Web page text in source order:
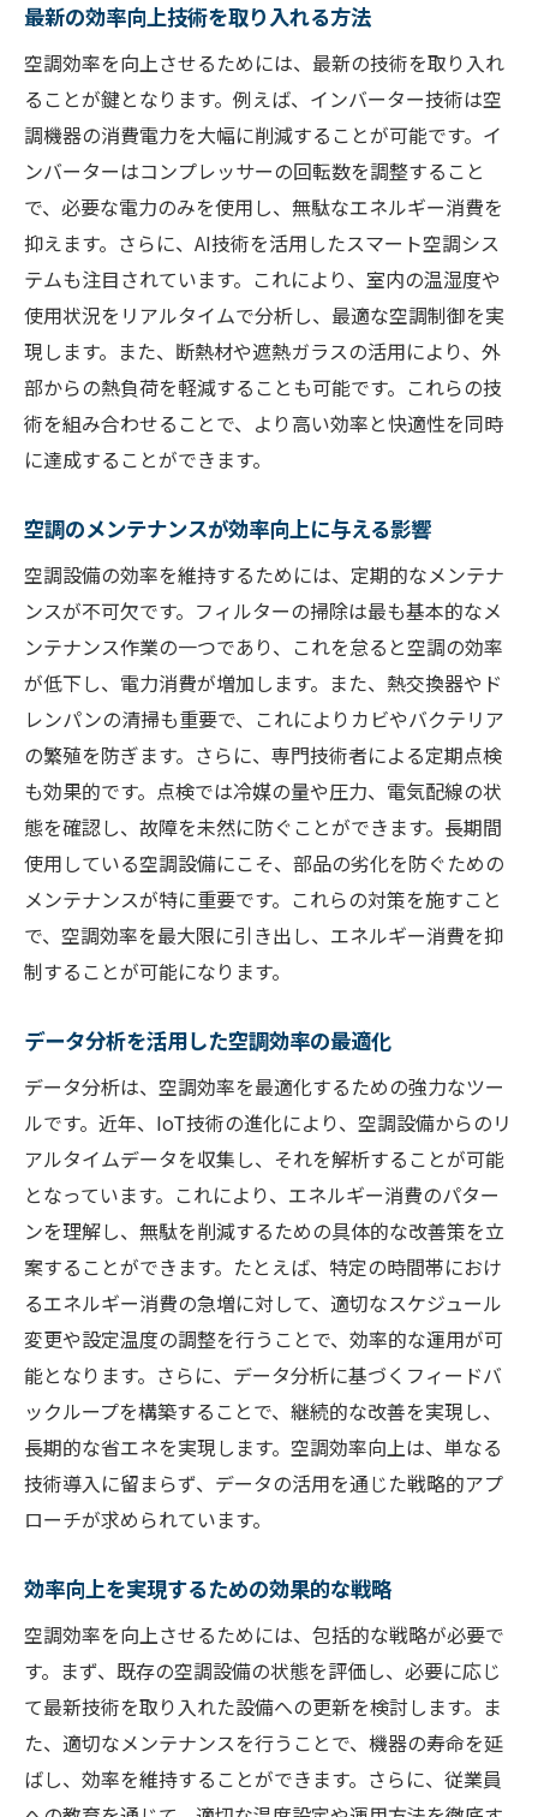
空調設備のスマート化による省エネ効果
省エネ技術が支える持続可能な空調システ
ム
最新空調テクノロジーを活用したエネルギ
ー削減策
空調効率改善で見込めるコスト削減の秘訣
投資対効果を考慮した空調効率改善の必要
性
運用コスト削減を実現する空調効率戦略
長期的なコスト削減を可能にする空調効率
化
エネルギー効率とコスト削減の相乗効果
設備更新による空調効率向上とコスト削減
エネルギーを節約しつつ快適性を保つ空調効率
のポイント
快適性を犠牲にしない空調効率の追求
エネルギー節約と快適性の両立方法
空調効率が健康に及ぼす影響を考慮する
節電を考慮した快適な空調運用の実現
快適環境を保ちながらの空調効率化
空調効率を最適化するための環境設定
空調の効率向上で実現する持続可能な未来
持続可能な社会に貢献する空調効率
環境を考慮した空調効率の重要性
空調効率がもたらす持続可能な施設運営
持続可能性を高めるための空調技術
未来志向の空調効率化に向けた取り組み
最新の効率向上技術を取り入れる方法
空調効率を向上させるためには、最新の技術を取り入れ
ることが鍵となります。例えば、インバーター技術は空
調機器の消費電力を大幅に削減することが可能です。イ
ンバーターはコンプレッサーの回転数を調整すること
で、必要な電力のみを使用し、無駄なエネルギー消費を
抑えます。さらに、AI技術を活用したスマート空調シス
テムも注目されています。これにより、室内の温湿度や
使用状況をリアルタイムで分析し、最適な空調制御を実
現します。また、断熱材や遮熱ガラスの活用により、外
部からの熱負荷を軽減することも可能です。これらの技
術を組み合わせることで、より高い効率と快適性を同時
に達成することができます。
空調のメンテナンスが効率向上に与える影響
空調設備の効率を維持するためには、定期的なメンテナ
ンスが不可欠です。フィルターの掃除は最も基本的なメ
ンテナンス作業の一つであり、これを怠ると空調の効率
が低下し、電力消費が増加します。また、熱交換器やド
レンパンの清掃も重要で、これによりカビやバクテリア
の繁殖を防ぎます。さらに、専門技術者による定期点検
も効果的です。点検では冷媒の量や圧力、電気配線の状
態を確認し、故障を未然に防ぐことができます。長期間
使用している空調設備にこそ、部品の劣化を防ぐための
メンテナンスが特に重要です。これらの対策を施すこと
で、空調効率を最大限に引き出し、エネルギー消費を抑
制することが可能になります。
データ分析を活用した空調効率の最適化
データ分析は、空調効率を最適化するための強力なツー
ルです。近年、IoT技術の進化により、空調設備からのリ
アルタイムデータを収集し、それを解析することが可能
となっています。これにより、エネルギー消費のパター
ンを理解し、無駄を削減するための具体的な改善策を立
案することができます。たとえば、特定の時間帯におけ
るエネルギー消費の急増に対して、適切なスケジュール
変更や設定温度の調整を行うことで、効率的な運用が可
能となります。さらに、データ分析に基づくフィードバ
ックループを構築することで、継続的な改善を実現し、
長期的な省エネを実現します。空調効率向上は、単なる
技術導入に留まらず、データの活用を通じた戦略的アプ
ローチが求められています。
効率向上を実現するための効果的な戦略
空調効率を向上させるためには、包括的な戦略が必要で
す。まず、既存の空調設備の状態を評価し、必要に応じ
て最新技術を取り入れた設備への更新を検討します。ま
た、適切なメンテナンスを行うことで、機器の寿命を延
ばし、効率を維持することができます。さらに、従業員